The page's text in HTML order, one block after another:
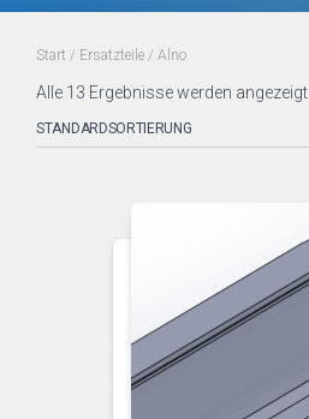
Start / Ersatzteile / Alno
Alle 13 Ergebnisse werden angezeigt